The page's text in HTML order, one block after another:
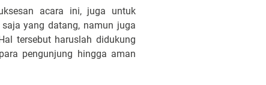
acara ini, juga untuk
yang datang, namun juga
tersebut haruslah didukung
pengunjung hingga aman